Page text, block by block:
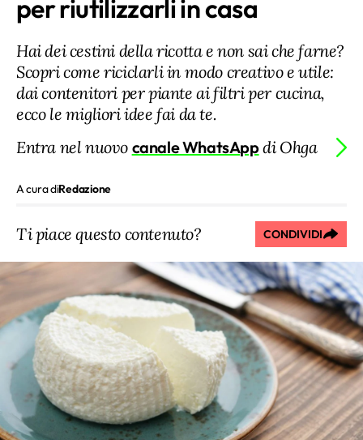
per riutilizzarli in casa
Hai dei cestini della ricotta e non sai che farne?
Scopri come riciclarli in modo creativo e utile:
dai contenitori per piante ai filtri per cucina,
ecco le migliori idee fai da te.
Entra nel nuovo canale WhatsAppdi Ohga
A cura diRedazione
Ti piace questo contenuto? CONDIVIDI